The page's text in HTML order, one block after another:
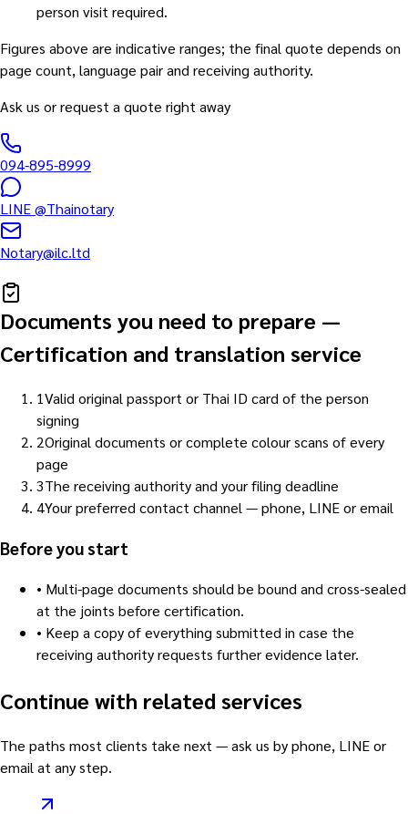
person visit required.
Figures above are indicative ranges; the final quote depends on
page count, language pair and receiving authority.
Ask us or request a quote right away
094-895-8999
LINE@Thainotary
Notary@ilc.ltd
Documents you need to prepare —
Certification and translation service
1Valid original passport or Thai ID card of the person
signing
2Original documents or complete colour scans of every
page
3The receiving authority and your filing deadline
4Your preferred contact channel — phone, LINE or email
Before you start
• Multi-page documents should be bound and cross-sealed
at the joints before certification.
• Keep a copy of everything submitted in case the
receiving authority requests further evidence later.
Continue with related services
The paths most clients take next — ask us by phone, LINE or
email at any step.